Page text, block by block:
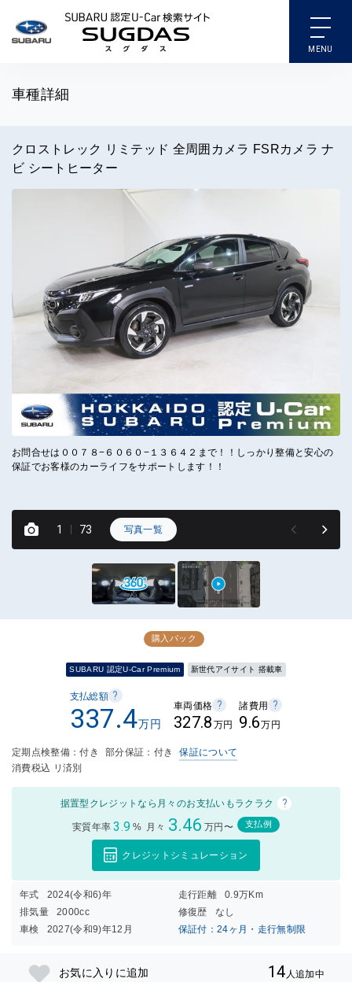
SUBARU 認定U-Car検索
車種詳細
クロストレック リミテッド 全周囲カメラ FSRカメラ ナ
ビ シートヒーター
お問合せは００７８−６０６０−１３６４２まで！！しっかり整備と安心の
保証でお客様のカーライフをサポートします！！
1 73 写真一覧
購入パック
SUBARU 認定U-Car Premium 新世代アイサイト 搭載車
支払総額 ?
337.4万円
車両価格 ?
327.8 万円
諸費用 ?
9.6万円
定期点検整備：付き 部分保証：付き
保証について
消費税込 リ済別
据置型クレジットなら月々のお支払いもラクラク ?
実質年率 3.9 % 月々 3.46 万円〜 支払例
クレジットシミュレーション
年式 2024(令和6)年 走行距離
0.9万Km
排気量
2000cc 修復歴
なし
車検
2027(令和9)年12月 保証付：24ヶ月・走行無制限
お気に入りに追加 14 人追加中